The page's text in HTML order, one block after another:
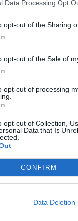
Data Processing Opt
opt-out of the Sharing
opt-out of the Sale of
opt-out of processing
opt-out of Collection,
Data that Is
CONFIRM
Data Deletion
Ultima
L'Hotel
Stazione
Best
Il Best
storico, sulla
dello Sport,